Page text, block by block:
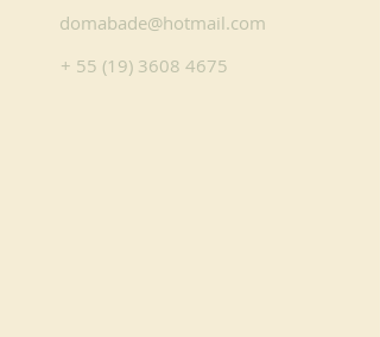
domabade@hotmail.com
+ 55 (19) 3608 4675